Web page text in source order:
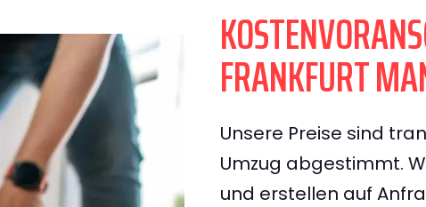
FRANKFURT
Unsere Preise sind
Umzug abgestimmt.
und erstellen auf